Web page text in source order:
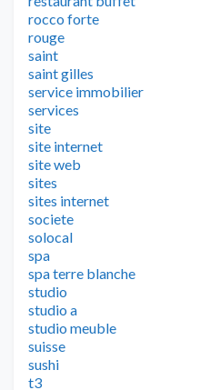
rocco forte
rouge
saint
saint gilles
service immobilier
services
site
site internet
site web
sites
sites internet
societe
solocal
spa
spa terre blanche
studio
studio a
studio meuble
suisse
sushi
t3